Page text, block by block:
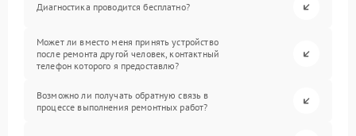
Диагностика проводится бесплатно?
Может ли вместо меня принять устройство
после ремонта другой человек, контактный
телефон которого я предоставлю?
Возможно ли получать обратную связь в
процессе выполнения ремонтных работ?